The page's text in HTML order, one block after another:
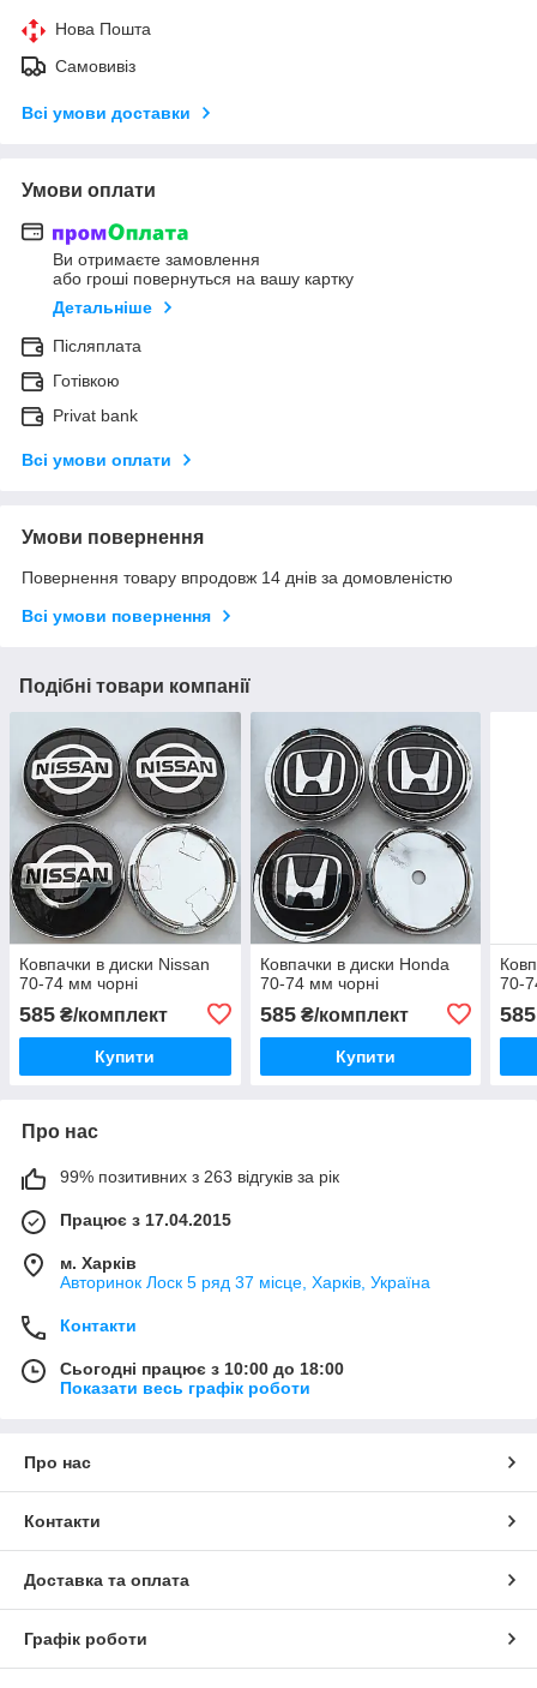
Нова Пошта
Самовивіз
Всі умови доставки
Умови оплати
Ви отримаєте замовлення
або гроші повернуться на вашу картку
Детальніше
Післяплата
Готівкою
Privat bank
Всі умови оплати
Умови повернення
Повернення товару впродовж 14 днів за домовленістю
Всі умови повернення
Подібні товари компанії
Ковпачки в диски Nissan
70-74 мм чорні
585 ₴/комплект
Купити
Ковпачки в диски Honda
70-74 мм чорні
585₴/комплект
Купити
70-
585
Про нас
99% позитивних з 263 відгуків за рік
Працює з 17.04.2015
м. Харків
Авторинок Лоск 5 ряд 37 місце, Харків, Україна
Контакти
Сьогодні працює з 10:00 до 18:00
Показати весь графік роботи
Про нас
Контакти
Доставка та оплата
Графік роботи